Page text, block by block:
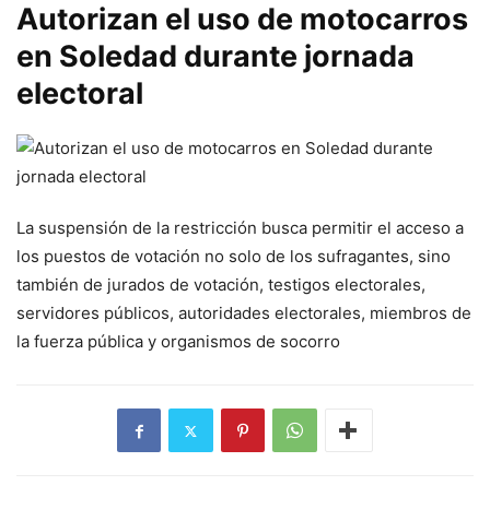
Autorizan el uso de motocarros
en Soledad durante jornada
electoral
La suspensión de la restricción busca permitir el acceso a
los puestos de votación no solo de los sufragantes, sino
también de jurados de votación, testigos electorales,
servidores públicos, autoridades electorales, miembros de
la fuerza pública y organismos de socorro